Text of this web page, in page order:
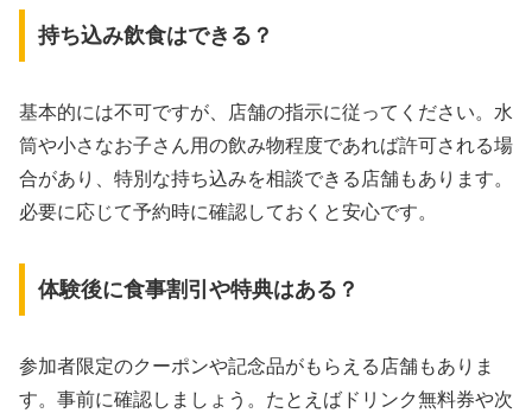
持ち込み飲食はできる？
基本的には不可ですが、店舗の指示に従ってください。水
筒や小さなお子さん用の飲み物程度であれば許可される場
合があり、特別な持ち込みを相談できる店舗もあります。
必要に応じて予約時に確認しておくと安心です。
体験後に食事割引や特典はある？
参加者限定のクーポンや記念品がもらえる店舗もありま
す。事前に確認しましょう。たとえばドリンク無料券や次